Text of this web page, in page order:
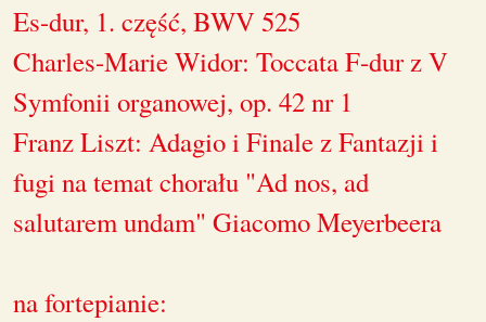
Es-dur, 1. część, BWV 525
Charles-Marie Widor: Toccata F-dur z V
Symfonii organowej, op. 42 nr 1
Franz Liszt: Adagio i Finale z Fantazji i
fugi na temat chorału "Ad nos, ad
salutarem undam" Giacomo Meyerbeera
na fortepianie: